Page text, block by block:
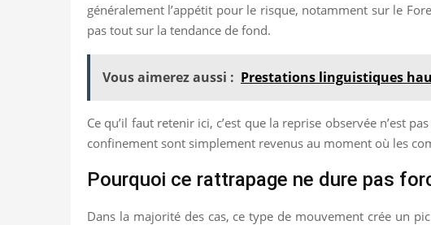
généralement l’appétit pour le risque, notamment sur le
pas tout sur la tendance de fond.
Vous aimerez aussi : Prestations linguistiques
Ce qu’il faut retenir ici, c’est que la reprise observée n’est
confinement sont simplement revenus au moment où les
Pourquoi ce rattrapage ne dure pas
Dans la majorité des cas, ce type de mouvement crée un